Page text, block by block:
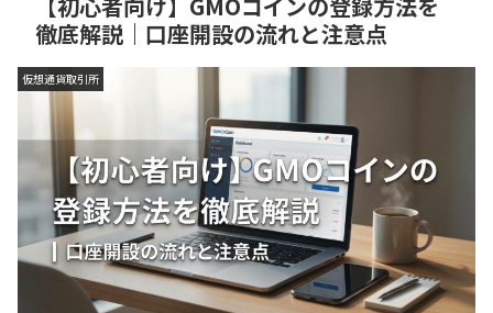
【初心者向け】GMOコインの登録方法を
徹底解説｜口座開設の流れと注意点
仮想通貨取引所